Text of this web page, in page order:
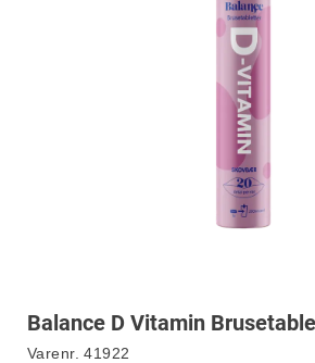
Balance D Vitamin
Varenr. 41922